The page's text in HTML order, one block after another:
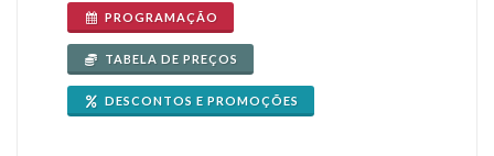
PROGRAMAÇÃO
TABELA DE PREÇOS
DESCONTOS E PROMOÇÕES